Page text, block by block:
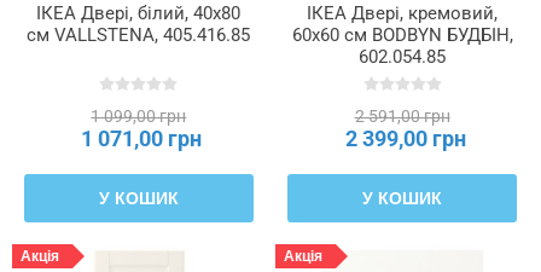
ІКЕА Двері, білий, 40x80
см VALLSTENA, 405.416.85
1 099,00 грн
1 071,00 грн
У КОШИК
ІКЕА Двері, кремовий,
60x60 см BODBYN БУДБІН,
602.054.85
2 591,00 грн
2 399,00 грн
У КОШИК
Акція
Акція